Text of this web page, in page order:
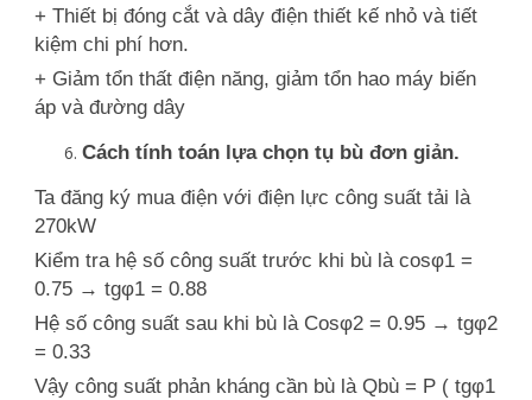
+ Thiết bị đóng cắt và dây điện thiết kế nhỏ và tiết
kiệm chi phí hơn.
+ Giảm tổn thất điện năng, giảm tổn hao máy biến
áp và đường dây
Cách tính toán lựa chọn tụ bù đơn giản.
Ta đăng ký mua điện với điện lực công suất tải là
270kW
Kiểm tra hệ số công suất trước khi bù là cosφ1 =
0.75 → tgφ1 = 0.88
Hệ số công suất sau khi bù là Cosφ2 = 0.95 → tgφ2
= 0.33
Vậy công suất phản kháng cần bù là Qbù = P ( tgφ1